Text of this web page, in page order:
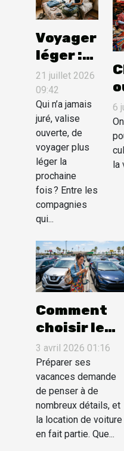
Voyager
léger :
astuces
de
routard
pour
faire sa
valise
sans
stress
21 juillet 2026
09:42
Qui n’a jamais
juré, valise
ouverte, de
voyager plus
léger la
prochaine
fois ? Entre les
compagnies
qui...
6
la
Comment
choisir le
meilleur
service de
location de
voitures
pour vos
vacances ?
3 avril 2026 01:16
Préparer ses
vacances demande
de penser à de
nombreux détails, et
la location de voiture
en fait partie. Que...